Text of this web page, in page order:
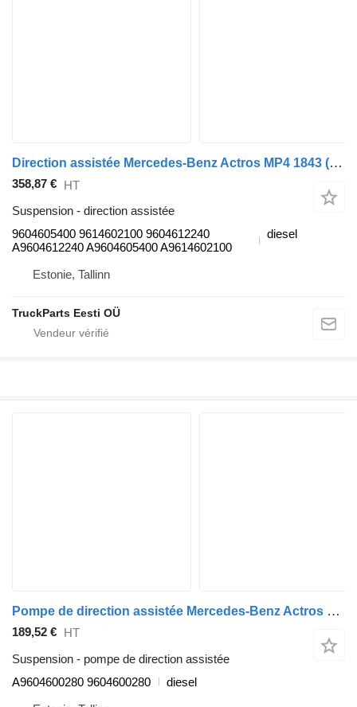
Direction assistée Mercedes-Benz Actros MP4 1843 (01.12-) 9604605400 pour tracteur routier Mercedes-Benz Actros MP4 Antos Arocs (2012-)
358,87 € HT
Suspension - direction assistée
9604605400 9614602100 9604612240
A9604612240 A9604605400 A9614602100
diesel
Estonie, Tallinn
TruckParts Eesti OÜ
Pompe de direction assistée Mercedes-Benz Actros MP4 1843 (01.12-) A9604600280 pour tracteur routier Mercedes-Benz Actros MP4 Antos Arocs (2012-)
189,52 €
HT
Suspension - pompe de direction assistée
A9604600280 9604600280
diesel